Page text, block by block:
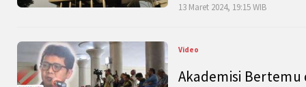
13 Maret 2024, 19:15 WIB
Video
Akademisi Bertemu